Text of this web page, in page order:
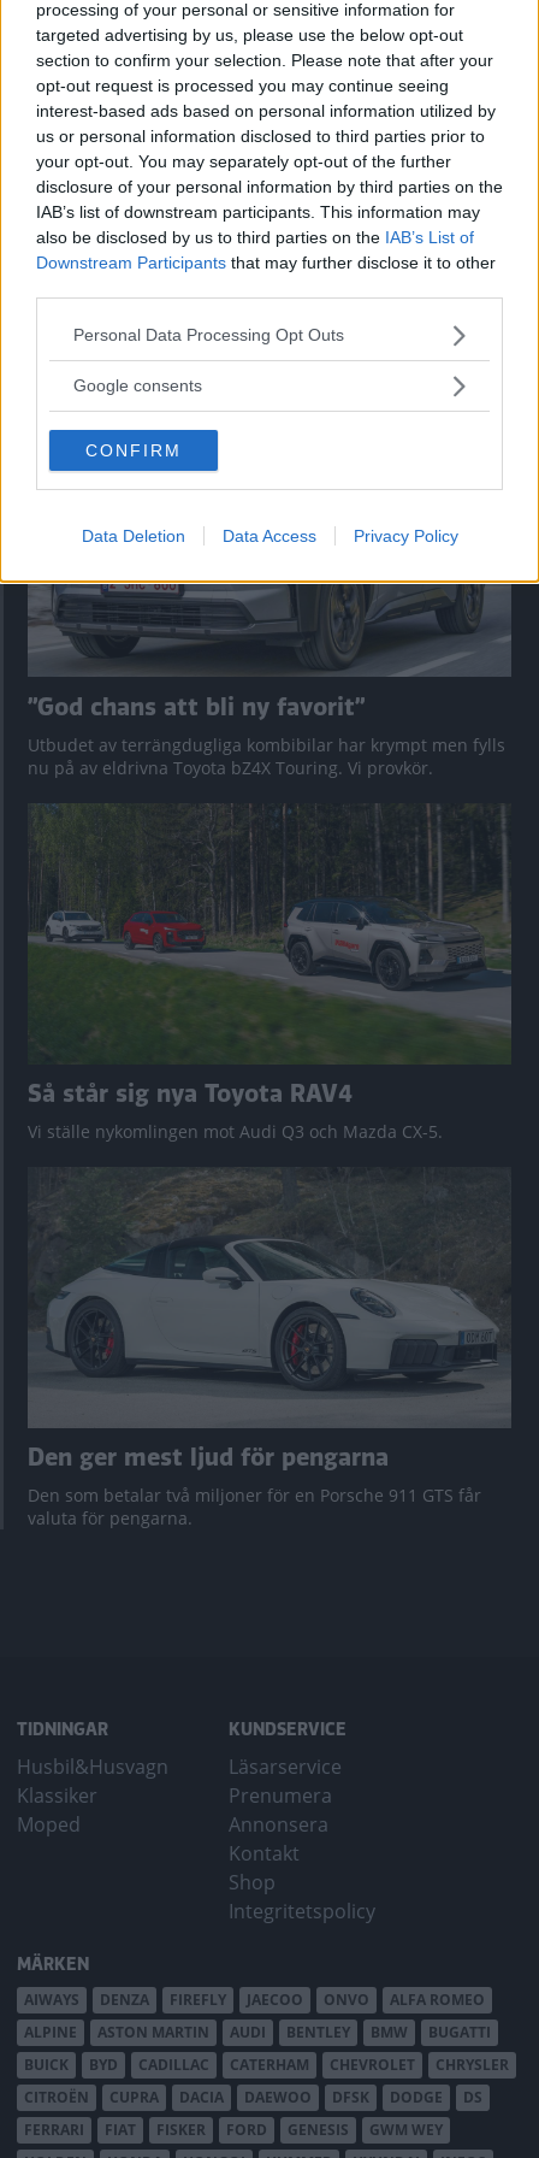
processing of your personal or sensitive information for
targeted advertising by us, please use the below opt-out
section to confirm your selection. Please note that after your
opt-out request is processed you may continue seeing
interest-based ads based on personal information utilized by
us or personal information disclosed to third parties prior to
your opt-out. You may separately opt-out of the further
disclosure of your personal information by third parties on the
IAB’s list of downstream participants. This information may
also be disclosed by us to third parties on the IAB’s List of
Downstream Participants that may further disclose it to other
Please note that this website/app uses one or more Google
not limited to your visit or usage behaviour. You may click to
use your data for below specified purposes in below Google
consent section.
Personal Data Processing Opt Outs
Google consents
CONFIRM
Data Deletion Data Access Privacy Policy
av ”gamlingen”
Nykomlingen fälls av en besvärande nackdel.
”God chans att bli ny favorit”
Utbudet av terrängdugliga kombibilar har krympt men fylls
nu på av eldrivna Toyota bZ4X Touring. Vi provkör.
Så står sig nya Toyota RAV4
Vi ställe nykomlingen mot Audi Q3 och Mazda CX-5.
Den ger mest ljud för pengarna
Den som betalar två miljoner för en Porsche 911 GTS får
valuta för pengarna.
TIDNINGAR
Husbil&Husvagn
Klassiker
Moped
KUNDSERVICE
Läsarservice
Prenumera
Annonsera
Kontakt
Shop
Integritetspolicy
MÄRKEN
AIWAYS DENZA FIREFLY JAECOO ONVO
ALFA ROMEO
ALPINE
ASTON MARTIN AUDI BENTLEY BMW
BUGATTI
BUICK
BYD CADILLAC CATERHAM CHEVROLET
CHRYSLER
CITROËN
CUPRA DACIA DAEWOO DFSK DODGE
DS
FERRARI
FIAT FISKER FORD GENESIS
GWM WEY